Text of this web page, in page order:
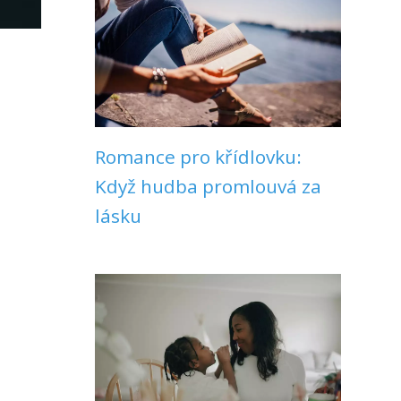
Romance pro křídlovku:
Když hudba promlouvá za
lásku